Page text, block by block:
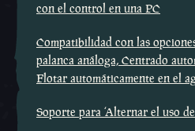
con el control en una PC
Compatibilidad con las
palanca análoga, Centrado
Flotar automáticamente en el
Soporte para ‘Alternar el uso